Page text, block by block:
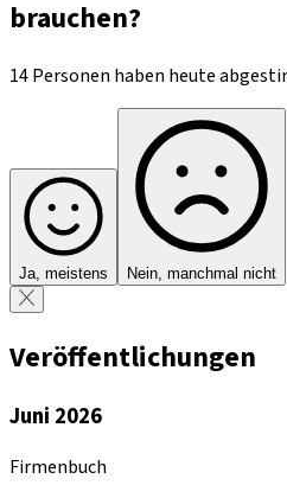
brauchen?
14 Personen haben heute
Ja, meistens Nein, manchmal nicht
Veröffentlichungen
Juni 2026
Firmenbuch